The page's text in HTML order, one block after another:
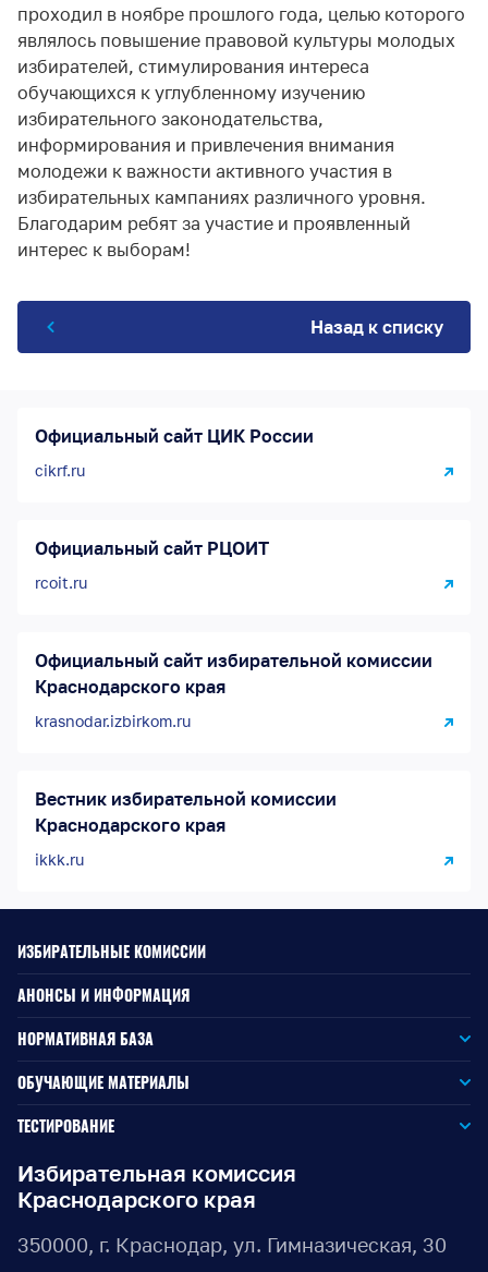
проходил в ноябре прошлого года, целью которого
являлось повышение правовой культуры молодых
избирателей, стимулирования интереса
обучающихся к углубленному изучению
избирательного законодательства,
информирования и привлечения внимания
молодежи к важности активного участия в
избирательных кампаниях различного уровня.
Благодарим ребят за участие и проявленный
интерес к выборам!
Назад к списку
Официальный сайт ЦИК России
cikrf.ru
Официальный сайт РЦОИТ
rcoit.ru
Официальный сайт избирательной комиссии
Краснодарского края
krasnodar.izbirkom.ru
Вестник избирательной комиссии
Краснодарского края
ikkk.ru
Избирательная комиссия
Краснодарского края
350000, г. Краснодар, ул. Гимназическая, 30
ИЗБИРАТЕЛЬНЫЕ КОМИССИИ
АНОНСЫ И ИНФОРМАЦИЯ
НОРМАТИВНАЯ БАЗА
Законодательство РФ
Законодательство КК
Документы ЦИК России
Документы ИККК
Выборы Губернатора Краснодарского края
ОБУЧАЮЩИЕ МАТЕРИАЛЫ
Для окружной избирательной комиссии
Для территориальной избирательной комиссии
Для участковой избирательной комиссии
ТЕСТИРОВАНИЕ
Для членов участковых избирательных комиссий